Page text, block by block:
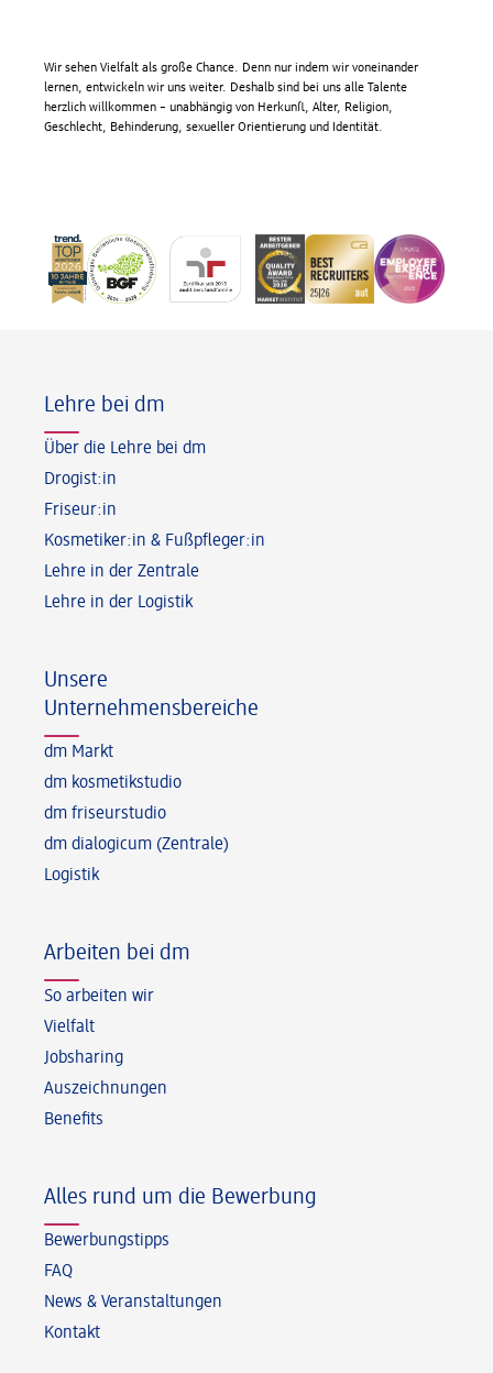
Wir sehen Vielfalt als große Chance. Denn nur indem wir voneinander
lernen, entwickeln wir uns weiter. Deshalb sind bei uns alle Talente
herzlich willkommen – unabhängig von Herkunft, Alter, Religion,
Geschlecht, Behinderung, sexueller Orientierung und Identität.
Lehre bei dm
Über die Lehre bei dm
Drogist:in
Friseur:in
Kosmetiker:in & Fußpfleger:in
Lehre in der Zentrale
Lehre in der Logistik
Unsere
Unternehmensbereiche
dm Markt
dm kosmetikstudio
dm friseurstudio
dm dialogicum (Zentrale)
Logistik
Arbeiten bei dm
So arbeiten wir
Vielfalt
Jobsharing
Auszeichnungen
Benefits
Alles rund um die Bewerbung
Bewerbungstipps
FAQ
News & Veranstaltungen
Kontakt